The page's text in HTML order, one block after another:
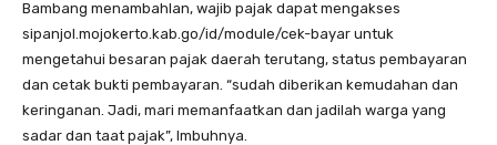
Bambang menambahlan, wajib pajak dapat mengakses
sipanjol.mojokerto.kab.go/id/module/cek-bayar untuk
mengetahui besaran pajak daerah terutang, status pembayaran
dan cetak bukti pembayaran. “sudah diberikan kemudahan dan
keringanan. Jadi, mari memanfaatkan dan jadilah warga yang
sadar dan taat pajak”, Imbuhnya.